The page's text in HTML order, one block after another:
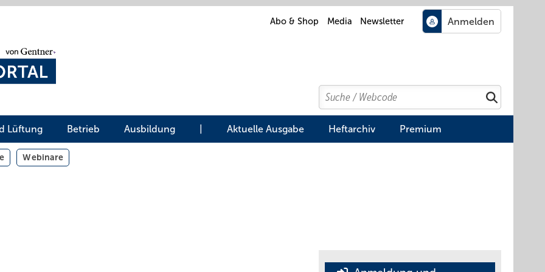
Abo & Shop Media Newsletter
Search
Suchen
Lüftung Betrieb Ausbildung Aktuelle Ausgabe Heftarchiv Premium
Webinare